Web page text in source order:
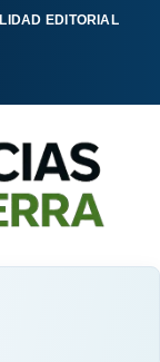
EDITORIAL